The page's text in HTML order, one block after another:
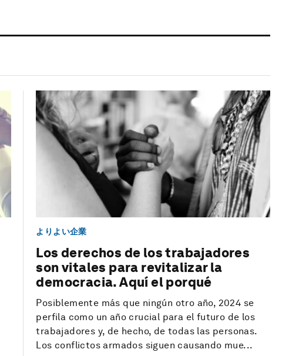
よりよい企業
Los derechos de los trabajadores
son vitales para revitalizar la
democracia. Aquí el porqué
Posiblemente más que ningún otro año, 2024 se
perfila como un año crucial para el futuro de los
trabajadores y, de hecho, de todas las personas.
Los conflictos armados siguen causando mue...